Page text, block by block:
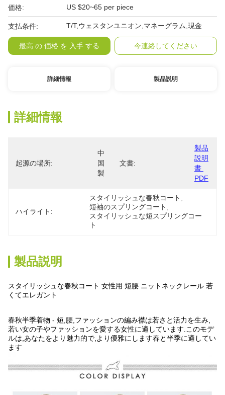
価格: US $20~65 per piece
支払条件: T/T,ウェスタンユニオン,マネーグラム,現金
最高 の 価格 を 入手 する 今連絡してください
詳細情報 製品説明
詳細情報
起源の場所:
中
国
製
文書:
製品
説明
書
PDF
ハイライト:
スタイリッシュな春秋コート
短袖のスプリングコート
スタイリッシュな短スプリングコー
ト
製品説明
スタイリッシュな春秋コート 女性用 短腰 ニットネックレール 若
くてエレガント
春秋半季着物 - 短,腰,ファッションの編み襟は若さと活力を生み,
若い女の子やファッションを愛する女性に適しています.このモデ
ルは,あなたをより魅力的で,より優雅にします春と半季に適してい
ます